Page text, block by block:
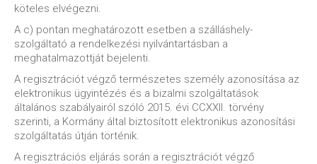
köteles elvégezni.
A c) pontan meghatározott esetben a szálláshely-
szolgáltató a rendelkezési nyilvántartásban a
meghatalmazottját bejelenti.
A regisztrációt végző természetes személy azonosítása az
elektronikus ügyintézés és a bizalmi szolgáltatások
általános szabályairól szóló 2015. évi CCXXII. törvény
szerinti, a Kormány által biztosított elektronikus azonosítási
szolgáltatás útján történik.
A regisztrációs eljárás során a regisztrációt végző